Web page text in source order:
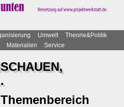
Umwelt
Theorie&Politik
Materialien
Service